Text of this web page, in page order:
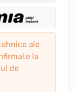
ale
la
de